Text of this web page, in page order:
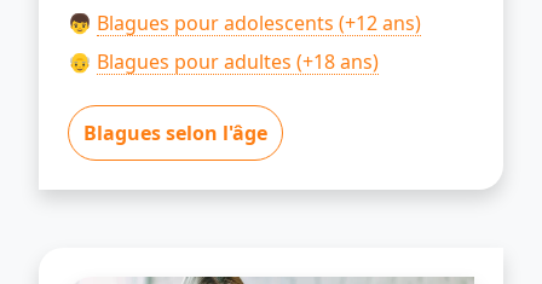
👦 Blagues pour adolescents (+12 ans)
👴 Blagues pour adultes (+18 ans)
Blagues selon l'âge